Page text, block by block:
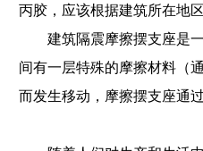
丙胶，应该根据建筑所在地
建筑隔震摩擦摆支座是
间有一层特殊的摩擦材料（
而发生移动，摩擦摆支座通